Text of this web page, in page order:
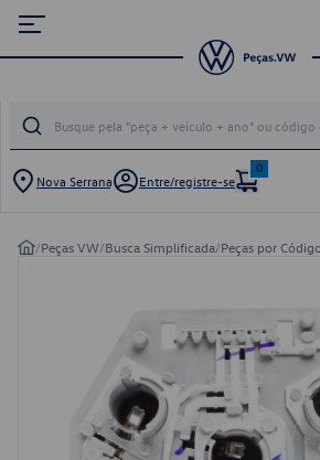
Nova Serrana Entre/registre-se
0
/Peças VW/Busca Simplificada/Peças por